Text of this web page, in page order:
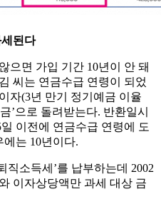
된다
으면 가입 기간 10년이 안 돼
씨는 연금수급 연령이 되었
자(3년 만기 정기예금 이율
’으로 돌려받는다. 반환일시
이전에 연금수급 연령에 도
는 10년이다.
직소득세’를 납부하는데 2002
이자상당액만 과세 대상 금